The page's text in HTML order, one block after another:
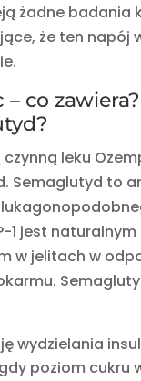
żadne badania
że ten napój
co
leku
Semaglutyd to
1 jest
w jelitach w
wydzielania
poziom cukru